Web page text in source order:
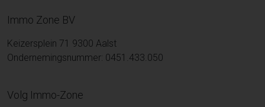
Immo Zone BV
Keizersplein 71 9300 Aalst
Ondernemingsnummer: 0451.433.050
Volg Immo-Zone